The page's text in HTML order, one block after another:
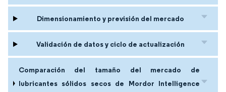
Dimensionamiento y previsión del mercado
Validación de datos y ciclo de actualización
Comparación del tamaño del mercado de
lubricantes sólidos secos de Mordor Intelligence